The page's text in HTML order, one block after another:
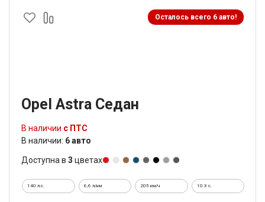
Осталось всего 6 авто!
Opel Astra Седан
В наличии с ПТС
В наличии: 6 авто
Доступна в 3 цветах
140 л.с. 6,6 л/км 205 км/ч 10.3 c.